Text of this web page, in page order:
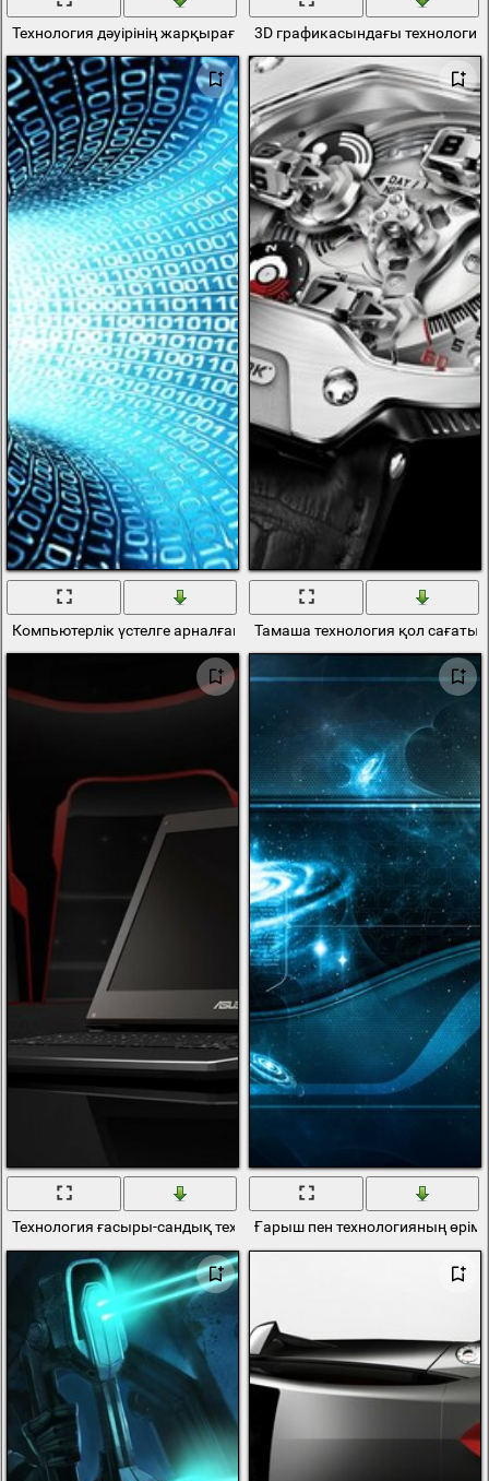
Технология дәуірінің жарқыраған пернетақтасы
3D графикасындағы
Компьютерлік үстелге арналған әдемі технологияТамаша технология қол сағаты
Технология ғасыры-сандық технологияҒарыш пен технологияның өрімі